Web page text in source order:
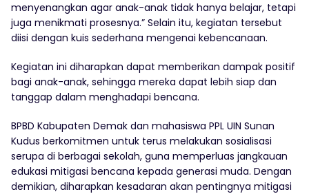
menyenangkan agar anak-anak tidak hanya belajar, tetapi
juga menikmati prosesnya.” Selain itu, kegiatan tersebut
diisi dengan kuis sederhana mengenai kebencanaan.
Kegiatan ini diharapkan dapat memberikan dampak positif
bagi anak-anak, sehingga mereka dapat lebih siap dan
tanggap dalam menghadapi bencana.
BPBD Kabupaten Demak dan mahasiswa PPL UIN Sunan
Kudus berkomitmen untuk terus melakukan sosialisasi
serupa di berbagai sekolah, guna memperluas jangkauan
edukasi mitigasi bencana kepada generasi muda. Dengan
demikian, diharapkan kesadaran akan pentingnya mitigasi